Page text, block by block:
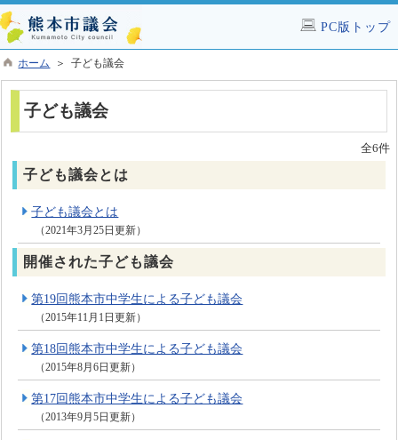
PC版トップ
ホーム ＞ 子ども議会
子ども議会
全6件
子ども議会とは
子ども議会とは
（2021年3月25日更新）
開催された子ども議会
第19回熊本市中学生による子ども議会
（2015年11月1日更新）
第18回熊本市中学生による子ども議会
（2015年8月6日更新）
第17回熊本市中学生による子ども議会
（2013年9月5日更新）